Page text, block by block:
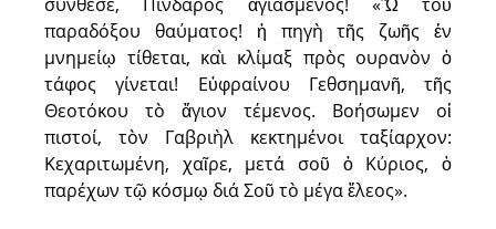
παραδόξου θαύματος! ἡ πηγὴ τῆς ζωῆς ἐν
μνημείῳ τίθεται, καὶ κλίμαξ πρὸς oυρανὸν ὁ
τάφος γίνεται! Εὐφραίνου Γεθσημανῆ, τῆς
Θεοτόκου τὸ ἅγιον τέμενος. Βοήσωμεν οἱ
πιστοί, τὸν Γαβριὴλ κεκτημένοι ταξίαρχον:
Κεχαριτωμένη, χαῖρε, μετά σοῦ ὁ Κύριος, ὁ
παρέχων τῷ κόσμῳ διά Σοῦ τὸ μέγα ἔλεος».